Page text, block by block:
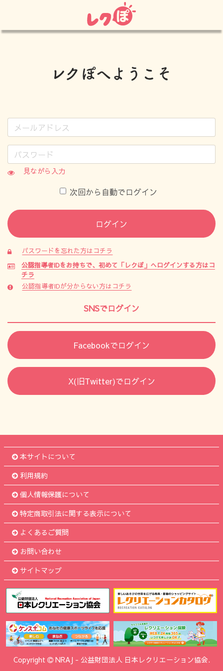
見ながら入力
次回から自動でログイン
ログイン
パスワードを忘れた方はコチラ
公認指導者IDをお持ちで、初めて「レクぽ」へログインする方はコ
チラ
公認指導者IDが分からない方はコチラ
SNSでログイン
Facebookでログイン
X(旧Twitter)でログイン
本サイトについて
利用規約
個人情報保護について
特定商取引法に関する表示について
よくあるご質問
お問い合わせ
サイトマップ
Copyright NRAJ - 公益財団法人 日本レクリエーション協会.